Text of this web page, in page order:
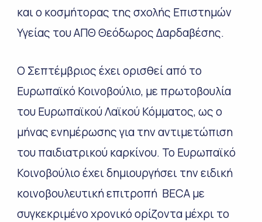
και ο κοσμήτορας της σχολής Επιστημών
Υγείας του ΑΠΘ Θεόδωρος Δαρδαβέσης.
Ο Σεπτέμβριος έχει ορισθεί από το
Ευρωπαϊκό Κοινοβούλιο, με πρωτοβουλία
του Ευρωπαϊκού Λαϊκού Κόμματος, ως ο
μήνας ενημέρωσης για την αντιμετώπιση
του παιδιατρικού καρκίνου. Το Ευρωπαϊκό
Κοινοβούλιο έχει δημιουργήσει την ειδική
κοινοβουλευτική επιτροπή BECA με
συγκεκριμένο χρονικό ορίζοντα μέχρι το